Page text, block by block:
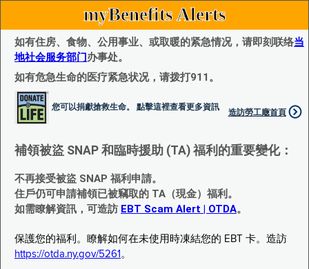
myBenefits Alerts
如有住房、食物、公用事业、或取暖的紧急情况，请即刻联络当
地社会服务部门办事处。
如有危急生命的医疗紧急状况，请拨打911。
您可以捐獻搶救生命。 點擊這裡查看更多資訊
造訪勞工廰首頁
補領被盜 SNAP 和臨時援助 (TA) 福利的重要變化：
不再接受被盜 SNAP 福利申請。
住戶仍可申請補領已被竊取的 TA（現金）福利。
如需瞭解資訊，可造訪 EBT Scam Alert | OTDA。
保護您的福利。瞭解如何在未使用時凍結您的 EBT 卡。造訪
https://otda.ny.gov/5261 。